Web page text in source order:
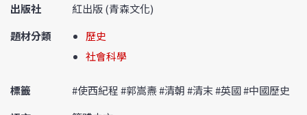
出版社
紅出版 (青森文化)
題材分類
歷史
社會科學
標籤
#使西紀程 #郭嵩燾 #清朝 #清末 #英國 #中國歷史